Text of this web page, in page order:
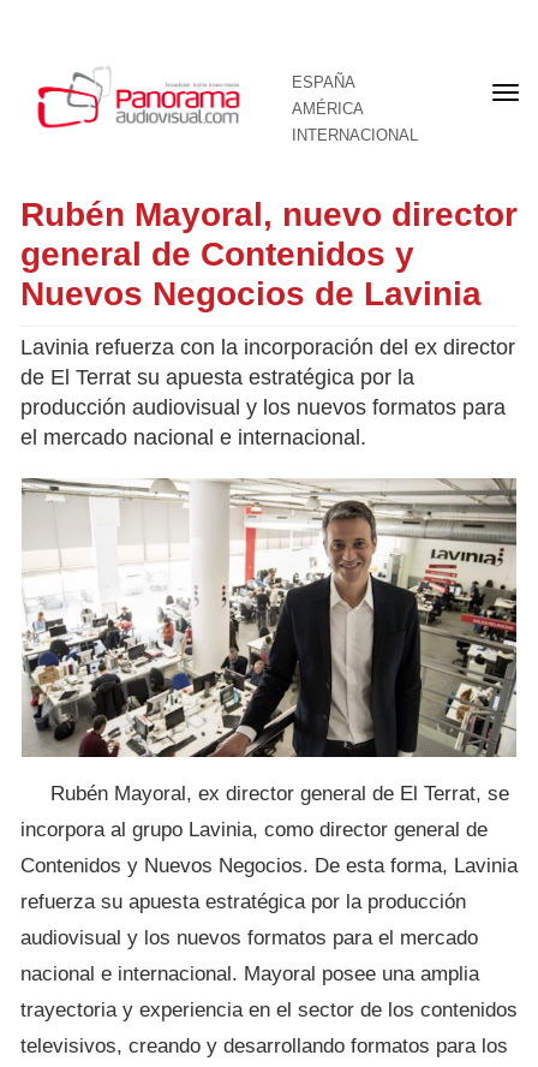
ESPAÑA
AMÉRICA
INTERNACIONAL
Rubén Mayoral, nuevo director
general de Contenidos y
Nuevos Negocios de Lavinia
Lavinia refuerza con la incorporación del ex director
de El Terrat su apuesta estratégica por la
producción audiovisual y los nuevos formatos para
el mercado nacional e internacional.
Rubén Mayoral, ex director general de El Terrat, se
incorpora al grupo Lavinia, como director general de
Contenidos y Nuevos Negocios. De esta forma, Lavinia
refuerza su apuesta estratégica por la producción
audiovisual y los nuevos formatos para el mercado
nacional e internacional. Mayoral posee una amplia
trayectoria y experiencia en el sector de los contenidos
televisivos, creando y desarrollando formatos para los